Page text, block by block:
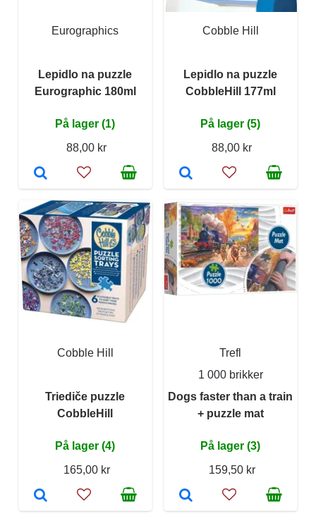
Eurographics
Lepidlo na puzzle
Eurographic 180ml
På lager (1)
88,00 kr
Cobble Hill
Lepidlo na puzzle
CobbleHill 177ml
På lager (5)
88,00 kr
Cobble Hill
Triediče puzzle
CobbleHill
På lager (4)
165,00 kr
Trefl
1 000 brikker
Dogs faster than a train
+ puzzle mat
På lager (3)
159,50 kr